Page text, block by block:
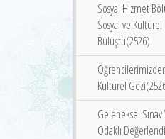
Sosyal Hizmet
Sosyal ve
Buluştu(2526)
Kültürel
Geleneksel
Odaklı